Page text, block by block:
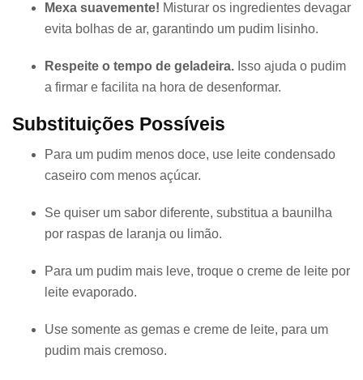
Mexa suavemente! Misturar os ingredientes devagar
evita bolhas de ar, garantindo um pudim lisinho.
Respeite o tempo de geladeira. Isso ajuda o pudim
a firmar e facilita na hora de desenformar.
Substituições Possíveis
Para um pudim menos doce, use leite condensado
caseiro com menos açúcar.
Se quiser um sabor diferente, substitua a baunilha
por raspas de laranja ou limão.
Para um pudim mais leve, troque o creme de leite por
leite evaporado.
Use somente as gemas e creme de leite, para um
pudim mais cremoso.